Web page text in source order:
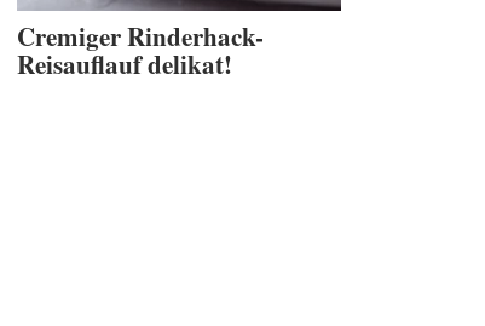
Cremiger Rinderhack-
Reisauflauf delikat!